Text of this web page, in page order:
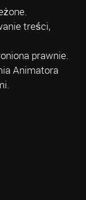
treści,
prawnie.
Animatora